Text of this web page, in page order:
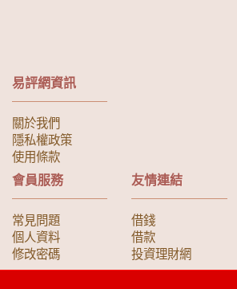
易評網資訊
關於我們
隱私權政策
使用條款
會員服務
常見問題
個人資料
修改密碼
友情連結
借錢
借款
投資理財網